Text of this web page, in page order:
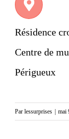
Résidence
Centre de
Périgueux
Par lessurprises | mai